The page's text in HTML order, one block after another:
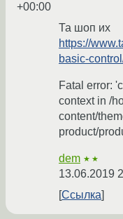
+00:00
Та шоп их
https://
basic-
Fatal error:
context in /
content/
product/
dem ★★
13.06.2019
Ссылка